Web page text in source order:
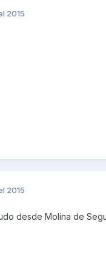
2015
2015
desde Molina de